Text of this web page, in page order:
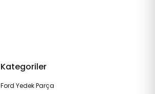
Kategoriler
Ford Yedek Parça